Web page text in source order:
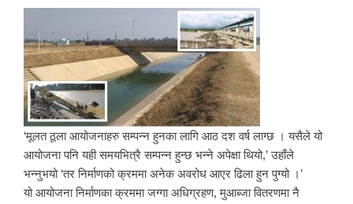
‘मूलत ठूला आयोजनाहरु सम्पन्न हुनका लागि आठ दश वर्ष लाग्छ । यसैले यो
आयोजना पनि यही समयभित्रै सम्पन्न हुन्छ भन्ने अपेक्षा थियो,’ उहाँले
भन्नुभयो ‘तर निर्माणको क्रममा अनेक अवरोध आएर ढिला हुन पुग्यो ।’
यो आयोजना निर्माणका क्रममा जग्गा अधिग्रहण, मुआब्जा वितरणमा नै